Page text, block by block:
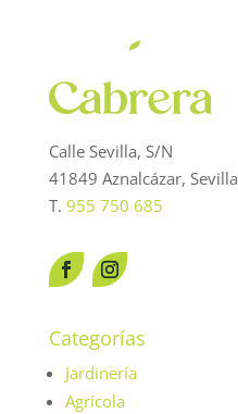
Calle Sevilla, S/N
41849 Aznalcázar, Sevilla
T. 955 750 685
Categorías
Jardinería
Agrícola